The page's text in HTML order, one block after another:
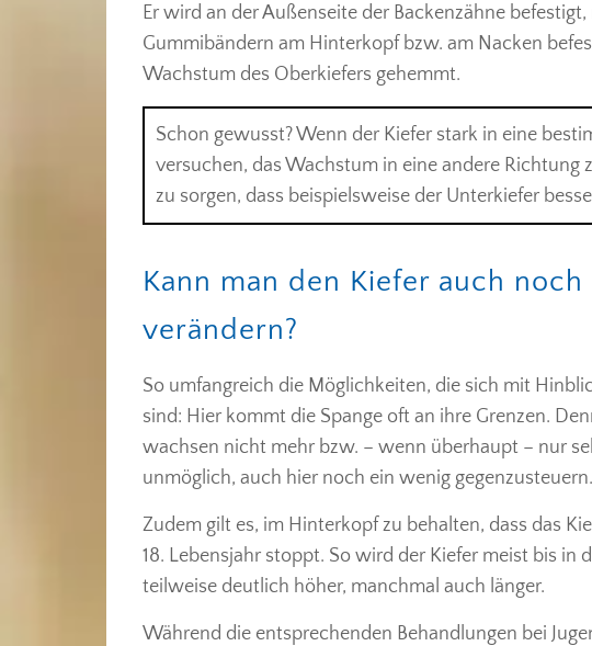
Er wird an der Außenseite der Backenzähne
Gummibändern am Hinterkopf bzw. am Nacken
Wachstum des Oberkiefers gehemmt.
Schon gewusst? Wenn der Kiefer stark in eine
versuchen, das Wachstum in eine andere Richtung
zu sorgen, dass beispielsweise der Unterkiefer
Kann man den Kiefer auch
verändern?
So umfangreich die Möglichkeiten, die sich mit
sind: Hier kommt die Spange oft an ihre Grenzen.
wachsen nicht mehr bzw. – wenn überhaupt – nur
unmöglich, auch hier noch ein wenig gegenzusteuern.
Zudem gilt es, im Hinterkopf zu behalten, dass das
18. Lebensjahr stoppt. So wird der Kiefer meist bis in
teilweise deutlich höher, manchmal auch länger.
Während die entsprechenden Behandlungen bei